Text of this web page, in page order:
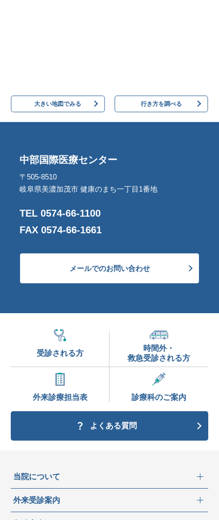
大きい地図でみる 行き方を調べる
中部国際医療センター
〒505-8510
岐阜県美濃加茂市 健康のまち一丁目1番地
TEL 0574-66-1100
FAX 0574-66-1661
メールでのお問い合わせ
受診される方
時間外・
救急受診される方
外来診療担当表 診療科のご案内
よくある質問
当院について
外来受診案内